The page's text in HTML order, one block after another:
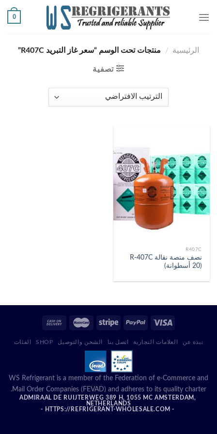
0
الرئيسية / منتجات تحت الوسم “سعر غاز التبريد R407C”
تصفية
R407C
نصف منصة نقالة R-407C
(20 أسطوانة)
نبذة عن العلامات التجارية اتصل بنا الشحن والتوصيل SHOP الفئات
WS Refrigerant is a member of the Federation of e-Commerce and
Mail Order Companies (FEVAD) and adheres to its quality charter.
ADMIRAAL DE RUIJTERWEG 389 H, 1055 MC AMSTERDAM,
NETHERLANDS
- HTTPS://REFRIGERANT-WHOLESALE.COM -